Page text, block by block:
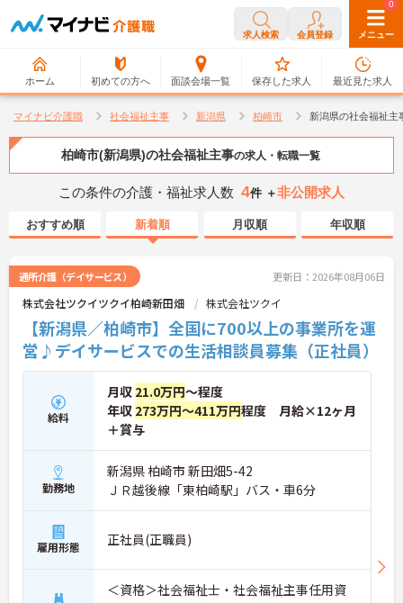
求人検索 会員登録 メニュー
ホーム 初めての方へ 面談会場一覧
0
保存した求人
0
最近見た求人
マイナビ介護職 社会福祉主事 新潟県 柏崎市 新潟県の社会福祉主
柏崎市(新潟県)の社会福祉主事の求人・転職一覧
この条件の介護・福祉求人数 4件 ＋非公開求人
おすすめ順 新着順 月収順 年収順
通所介護（デイサービス） 更新日：2026年08月06日
株式会社ツクイツクイ柏崎新田畑 株式会社ツクイ
【新潟県／柏崎市】全国に700以上の事業所を運
営♪デイサービスでの生活相談員募集（正社員）
給料
月収 21.0万円～程度
年収 273万円～411万円程度 月給×12ヶ月
＋賞与
勤務地
新潟県 柏崎市 新田畑5-42
ＪＲ越後線「東柏崎駅」バス・車6分
雇用形態 正社員(正職員)
＜資格＞社会福祉士・社会福祉主事任用資